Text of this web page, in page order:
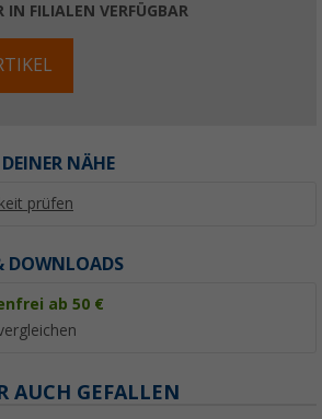
IN FILIALEN VERFÜGBAR
NÄHE
prüfen
DOWNLOADS
ab 50 €
AUCH GEFALLEN